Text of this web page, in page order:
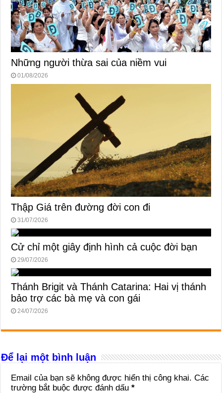
Những người thừa sai của niềm vui
01/08/2026
Thập Giá trên đường đời con đi
31/07/2026
Cử chỉ một giây định hình cả cuộc đời bạn
29/07/2026
Thánh Brigit và Thánh Catarina: Hai vị thánh
bảo trợ các bà mẹ và con gái
24/07/2026
Để lại một bình luận
Email của bạn sẽ không được hiển thị công khai. Các
trường bắt buộc được đánh dấu*